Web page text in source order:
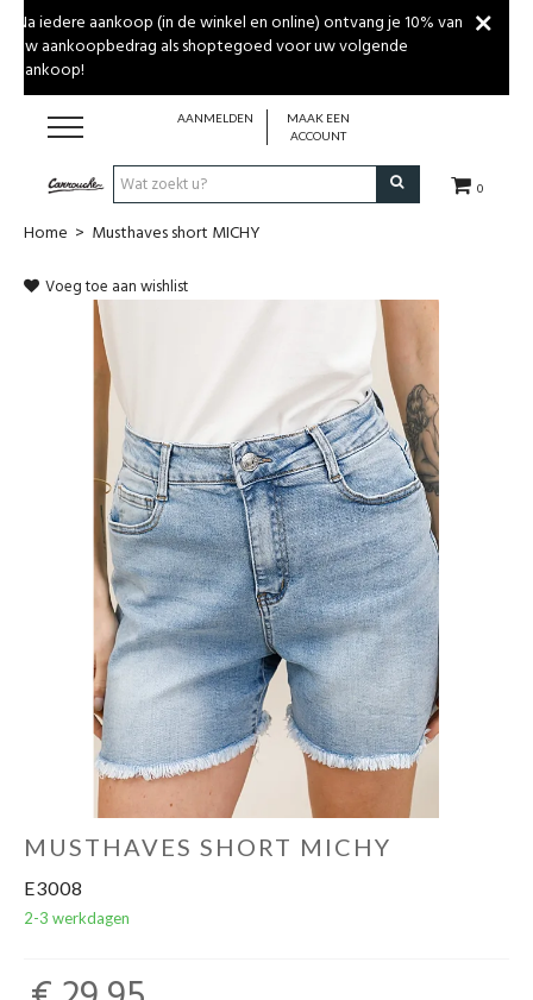
Na iedere aankoop (in de winkel en online) ontvang je 10% van
uw aankoopbedrag als shoptegoed voor uw volgende
aankoop!
0
AANMELDEN
MAAK EEN
ACCOUNT
MERKEN
DAMESKLEDING
HERENKLEDING
GESCHENKBON
WINKEL
OUTLET
Home > Musthaves short MICHY
Voeg toe aan wishlist
MUSTHAVES SHORT MICHY
E3008
2-3 werkdagen